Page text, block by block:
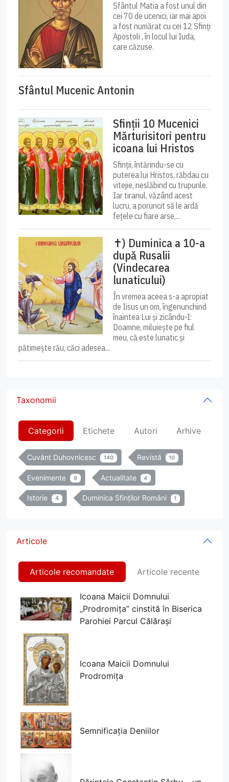
Sfântul Matia a fost unul din
cei 70 de ucenici, iar mai apoi
a fost numărat cu cei 12 Sfinți
Apostoli , în locul lui Iuda,
care căzuse.
Sfântul Mucenic Antonin
Sfinții 10 Mucenici
Mărturisitori pentru
icoana lui Hristos
Sfinții, întărindu-se cu
puterea lui Hristos, răbdau cu
vitejie, neslăbind cu trupurile.
Iar tiranul, văzând acest
lucru, a poruncit să le ardă
fețele cu fiare arse,...
✝) Duminica a 10-a
după Rusalii
(Vindecarea
lunaticului)
În vremea aceea s-a apropiat
de Iisus un om, îngenunchind
înaintea Lui și zicându-I:
Doamne, miluiește pe fiul
meu, că este lunatic și
pătimește rău, căci adesea...
Taxonomii
Categorii Etichete Autori Arhive
Cuvânt Duhovnicesc 140 Revistă 10
Evenimente 9 Actualitate 4
Istorie 4 Duminica Sfinților Români 1
Articole
Articole recomandate Articole recente
Icoana Maicii Domnului
„Prodromița” cinstită în Biserica
Parohiei Parcul Călărași
Icoana Maicii Domnului
Prodromița
Semnificația Deniilor